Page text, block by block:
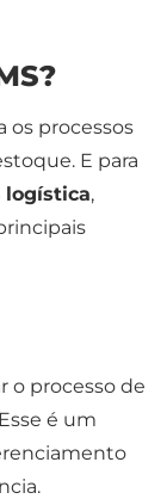
os processos
E para
logística,
o processo de
é um